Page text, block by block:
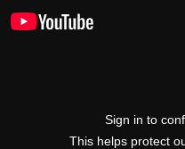
Sign in to
This helps protect